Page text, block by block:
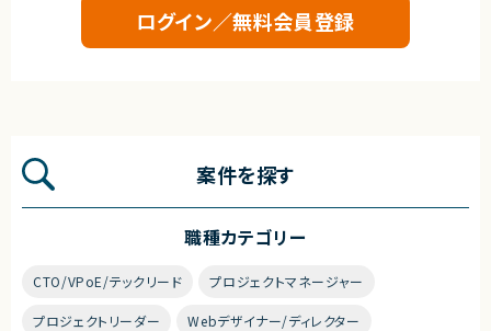
契約形態
エージェントから
★中長期で参画いただける案件です！
★横新規開発の立ち上げや横断的にプロジェクトを見ることができます。
ログイン／無料会員登録
案件を探す
職種カテゴリー
CTO/VPoE/テックリード プロジェクトマネージャー
プロジェクトリーダー Webデザイナー/ディレクター